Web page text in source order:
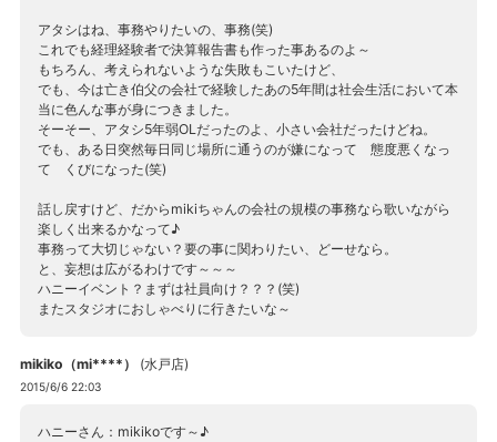
アタシはね、事務やりたいの、事務(笑)
これでも経理経験者で決算報告書も作った事あるのよ～
もちろん、考えられないような失敗もこいたけど、
でも、今は亡き伯父の会社で経験したあの5年間は社会生活において本
当に色んな事が身につきました。
そーそー、アタシ5年弱OLだったのよ、小さい会社だったけどね。
でも、ある日突然毎日同じ場所に通うのが嫌になって 態度悪くなっ
て くびになった(笑)
話し戻すけど、だからmikiちゃんの会社の規模の事務なら歌いながら
楽しく出来るかなって♪
事務って大切じゃない？要の事に関わりたい、どーせなら。
と、妄想は広がるわけです～～～
ハニーイベント？まずは社員向け？？？(笑)
またスタジオにおしゃべりに行きたいな～
mikiko（mi****） (水戸店)
2015/6/6 22:03
ハニーさん：mikikoです～♪